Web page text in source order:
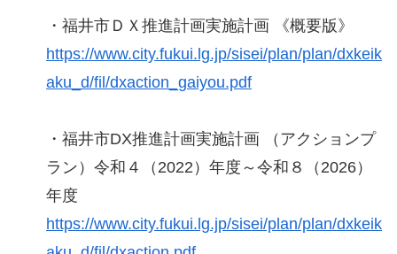
・福井市ＤＸ推進計画実施計画 《概要版》
https://www.city.fukui.lg.jp/sisei/plan/plan/dxkeik
aku_d/fil/dxaction_gaiyou.pdf
・福井市DX推進計画実施計画 （アクションプ
ラン）令和４（2022）年度～令和８（2026）
年度
https://www.city.fukui.lg.jp/sisei/plan/plan/dxkeik